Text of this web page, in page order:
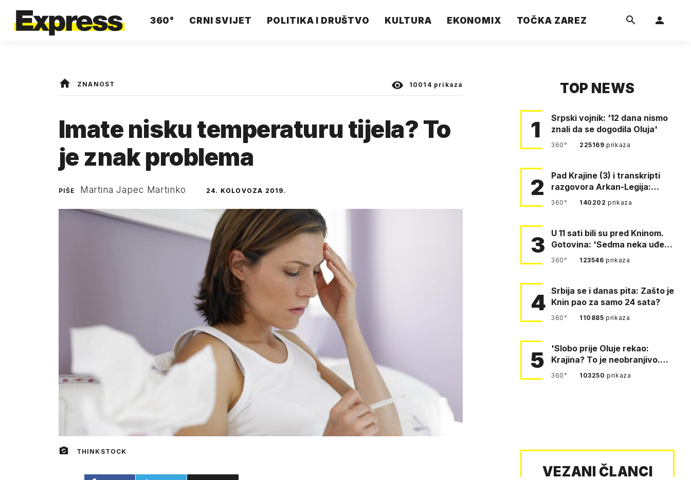
360° CRNI SVIJET POLITIKA I DRUŠTVO KULTURA EKONOMIX TOČKA ZAREZ
ZNANOST 10014 prikaza
Imate nisku temperaturu tijela? To
je znak problema
PIŠE Martina Japec Martinko 24. KOLOVOZA 2019.
THINKSTOCK
TOP NEWS
1
Srpski vojnik: '12 dana nismo
znali da se dogodila Oluja'
360° 225169prikaza
2
Pad Krajine (3) i transkripti
razgovora Arkan-Legija:
'Čujem, prelazite ustašam…
360° 140202prikaza
3
U 11 sati bili su pred Kninom.
Gotovina: 'Sedma neka uđe,
4. gardijska neka g…
360° 123546prikaza
4 Srbija se i danas pita: Zašto je
Knin pao za samo 24 sata?
360° 110885prikaza
5
'Slobo prije Oluje rekao:
Krajina? To je neobranjivo.
Tuđmana zvao Krivousti'
360° 103250prikaza
VEZANI ČLANCI